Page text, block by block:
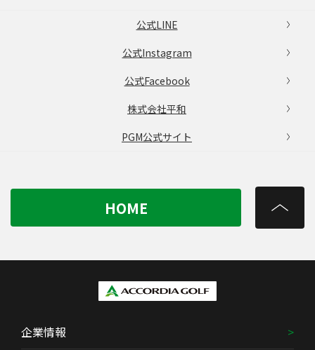
公式LINE
公式Instagram
公式Facebook
株式会社平和
PGM公式サイト
HOME
企業情報